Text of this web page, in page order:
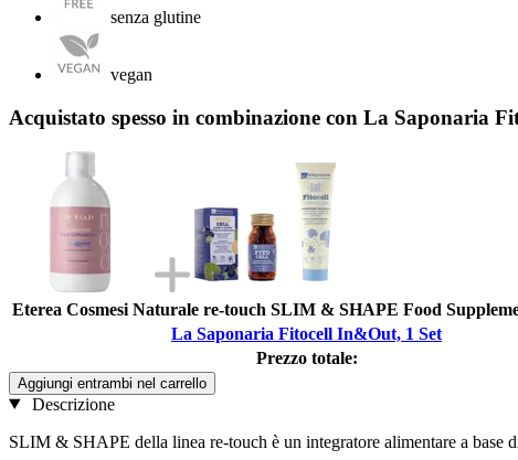
senza glutine
vegan
Acquistato spesso in combinazione con La Saponaria
Eterea Cosmesi Naturale re-touch SLIM & SHAPE Food
La Saponaria Fitocell In&Out, 1 Set
Prezzo totale:
Aggiungi entrambi nel carrello
Descrizione
SLIM & SHAPE della linea re-touch è un integratore alimentare a base